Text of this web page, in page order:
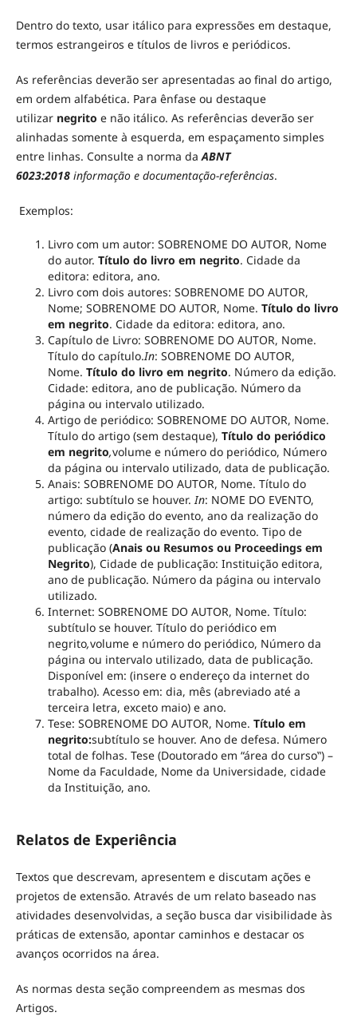
Dentro do texto, usar itálico para expressões em destaque,
termos estrangeiros e títulos de livros e periódicos.
As referências deverão ser apresentadas ao final do artigo,
em ordem alfabética. Para ênfase ou destaque
utilizar negrito e não itálico. As referências deverão ser
alinhadas somente à esquerda, em espaçamento simples
entre linhas. Consulte a norma daABNT
6023:2018informação e documentação-referências.
Exemplos:
Livro com um autor: SOBRENOME DO AUTOR, Nome
do autor. Título do livro em negrito. Cidade da
editora: editora, ano.
Livro com dois autores: SOBRENOME DO AUTOR,
Nome; SOBRENOME DO AUTOR, Nome. Título do livro
em negrito. Cidade da editora: editora, ano.
Capítulo de Livro: SOBRENOME DO AUTOR, Nome.
Título do capítulo.In: SOBRENOME DO AUTOR,
Nome. Título do livro em negrito. Número da edição.
Cidade: editora, ano de publicação. Número da
página ou intervalo utilizado.
Artigo de periódico: SOBRENOME DO AUTOR, Nome.
Título do artigo (sem destaque), Título do periódico
em negrito,volume e número do periódico, Número
da página ou intervalo utilizado, data de publicação.
Anais: SOBRENOME DO AUTOR, Nome. Título do
artigo: subtítulo se houver.In: NOME DO EVENTO,
número da edição do evento, ano da realização do
evento, cidade de realização do evento. Tipo de
publicação (Anais ou Resumos ou Proceedings em
Negrito), Cidade de publicação: Instituição editora,
ano de publicação. Número da página ou intervalo
utilizado.
Internet: SOBRENOME DO AUTOR, Nome. Título:
subtítulo se houver. Título do periódico em
negrito,volume e número do periódico, Número da
página ou intervalo utilizado, data de publicação.
Disponível em: (insere o endereço da internet do
trabalho). Acesso em: dia, mês (abreviado até a
terceira letra, exceto maio) e ano.
Tese: SOBRENOME DO AUTOR, Nome. Título em
negrito:subtítulo se houver. Ano de defesa. Número
total de folhas. Tese (Doutorado em “área do curso‟) –
Nome da Faculdade, Nome da Universidade, cidade
da Instituição, ano.
Relatos de Experiência
Textos que descrevam, apresentem e discutam ações e
projetos de extensão. Através de um relato baseado nas
atividades desenvolvidas, a seção busca dar visibilidade às
práticas de extensão, apontar caminhos e destacar os
avanços ocorridos na área.
As normas desta seção compreendem as mesmas dos
Artigos.